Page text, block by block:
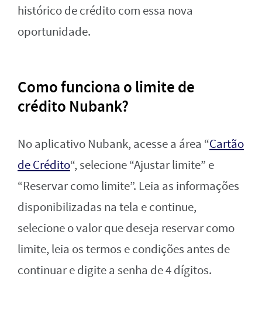
histórico de crédito com essa nova
oportunidade.
Como funciona o limite de
crédito Nubank?
No aplicativo Nubank, acesse a área “Cartão
de Crédito“, selecione “Ajustar limite” e
“Reservar como limite”. Leia as informações
disponibilizadas na tela e continue,
selecione o valor que deseja reservar como
limite, leia os termos e condições antes de
continuar e digite a senha de 4 dígitos.